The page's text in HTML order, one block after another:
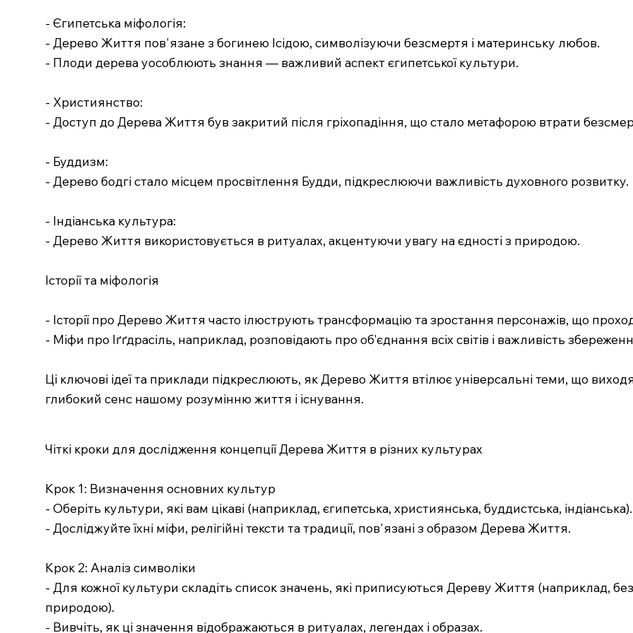
- Єгипетська міфологія:
- Дерево Життя пов'язане з богинею Ісідою, символізуючи безсмертя і материнську любов.
- Плоди дерева уособлюють знання — важливий аспект єгипетської культури.
- Християнство:
- Доступ до Дерева Життя був закритий після гріхопадіння, що стало метафорою втрати
- Буддизм:
- Дерево бодгі стало місцем просвітлення Будди, підкреслюючи важливість духовного розвитку.
- Індіанська культура:
- Дерево Життя використовується в ритуалах, акцентуючи увагу на єдності з природою.
Історії та міфологія
- Історії про Дерево Життя часто ілюструють трансформацію та зростання персонажів, що
- Міфи про Іґґдрасіль, наприклад, розповідають про об'єднання всіх світів і важливість
Ці ключові ідеї та приклади підкреслюють, як Дерево Життя втілює універсальні теми, що
глибокий сенс нашому розумінню життя і існування.
Чіткі кроки для дослідження концепції Дерева Життя в різних культурах
Крок 1: Визначення основних культур
- Оберіть культури, які вам цікаві (наприклад, єгипетська, християнська, буддистська, індіанська).
- Досліджуйте їхні міфи, релігійні тексти та традиції, пов'язані з образом Дерева Життя.
Крок 2: Аналіз символіки
- Для кожної культури складіть список значень, які приписуються Дереву Життя (наприклад,
природою).
- Вивчіть, як ці значення відображаються в ритуалах, легендах і образах.